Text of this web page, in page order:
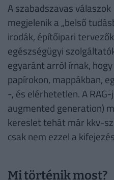
A szabadszavas
megjelenik a „belső
irodák, építőipari
egészségügyi
egyaránt arról írnak,
papírokon, mappákban,
-, és elérhetetlen. A
augmented generation)
kereslet tehát már kkv-
csak nem ezzel a
Mi történik most?